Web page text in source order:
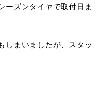
ーズンタイヤで取付日ま
しまいましたが、スタッ